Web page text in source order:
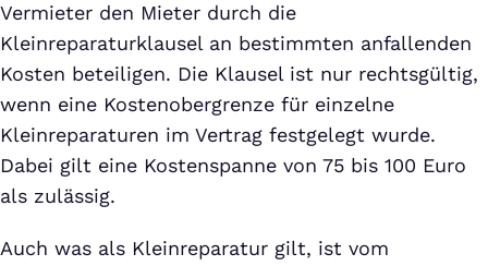
Vermieter den Mieter durch die
Kleinreparaturklausel an bestimmten anfallenden
Kosten beteiligen. Die Klausel ist nur rechtsgültig,
wenn eine Kostenobergrenze für einzelne
Kleinreparaturen im Vertrag festgelegt wurde.
Dabei gilt eine Kostenspanne von 75 bis 100 Euro
als zulässig.
Auch was als Kleinreparatur gilt, ist vom